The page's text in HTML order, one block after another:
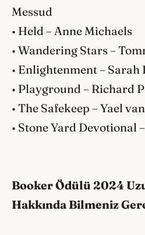
Messud
• Held – Anne Michaels
• Wandering Stars –
• Enlightenment – Sarah
• Playground – Richard
• The Safekeep – Yael
• Stone Yard Devotional
Booker Ödülü 2024
Hakkında Bilmeniz